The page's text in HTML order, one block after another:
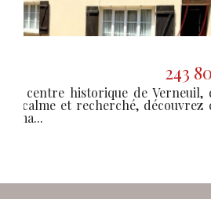
À seulement quelques
Avre, (accès rapide RN 12),
et verdoyan...